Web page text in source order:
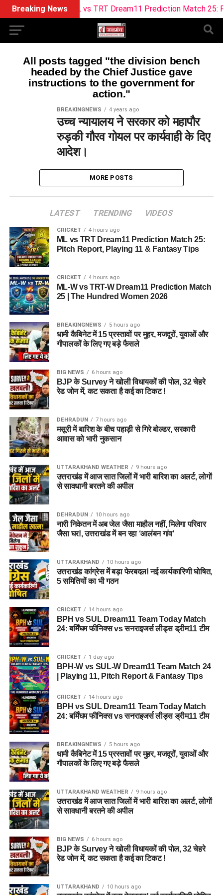
Breaking NewsML vs TRT Dream11 Prediction Match 25:
All posts tagged "the division bench
headed by the Chief Justice gave
instructions to the government for
action."
BREAKINGNEWS 4 years ago
उच्च न्यायालय ने सरकार को महापौर
रुड़की गौरव गोयल पर कार्यवाही के दिए
आदेश।
MORE POSTS
LATEST TRENDING VIDEOS
CRICKET 4 hours ago
ML vs TRT Dream11 Prediction Match 25:
Pitch Report, Playing 11 & Fantasy Tips
CRICKET 4 hours ago
ML-W vs TRT-W Dream11 Prediction Match
25 | The Hundred Women 2026
BREAKINGNEWS 5 hours ago
धामी कैबिनेट में 15 प्रस्तावों पर मुहर, मजदूरों, युवाओं और
गौपालकों के लिए गए बड़े फैसले
BIG NEWS 6 hours ago
BJP के Survey ने खोली विधायकों की पोल, 32 चेहरे
रेड जोन में, कट सकता है कई का टिकट !
DEHRADUN 7 hours ago
मसूरी में बारिश के बीच पहाड़ी से गिरे बोल्डर, सरकारी
आवास को भारी नुकसान
UTTARAKHAND WEATHER 9 hours ago
उत्तराखंड में आज सात जिलों में भारी बारिश का अलर्ट, लोगों
से सावधानी बरतने की अपील
DEHRADUN 10 hours ago
नारी निकेतन में अब जेल जैसा माहौल नहीं, मिलेगा परिवार
जैसा घर!, उत्तराखंड में बन रहा ‘आलंबन गांव’
UTTARAKHAND 10 hours ago
उत्तराखंड कांग्रेस में बड़ा फेरबदल! नई कार्यकारिणी घोषित,
5 समितियों का भी गठन
CRICKET 14 hours ago
BPH vs SUL Dream11 Team Today Match
24: बर्मिंघम फीनिक्स vs सनराइजर्स लीड्स ड्रीम11 टीम
CRICKET 1 day ago
BPH-W vs SUL-W Dream11 Team Match 24
| Playing 11, Pitch Report & Fantasy Tips
CRICKET 14 hours ago
BPH vs SUL Dream11 Team Today Match
24: बर्मिंघम फीनिक्स vs सनराइजर्स लीड्स ड्रीम11 टीम
BREAKINGNEWS 5 hours ago
धामी कैबिनेट में 15 प्रस्तावों पर मुहर, मजदूरों, युवाओं और
गौपालकों के लिए गए बड़े फैसले
UTTARAKHAND WEATHER 9 hours ago
उत्तराखंड में आज सात जिलों में भारी बारिश का अलर्ट, लोगों
से सावधानी बरतने की अपील
BIG NEWS 6 hours ago
BJP के Survey ने खोली विधायकों की पोल, 32 चेहरे
रेड जोन में, कट सकता है कई का टिकट !
UTTARAKHAND 10 hours ago